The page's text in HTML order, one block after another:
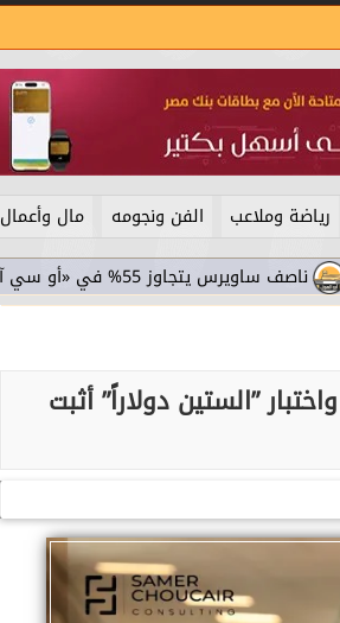
رياضة وملاعب الفن ونجومه مال وأعمال
«أو سي آي غلوبال».. سامر شقير يرصد...
تقرير الصندوق ”وثيقة نجاح” لرؤية 2030.. واختبار ”الستين دولاراً” أثبت